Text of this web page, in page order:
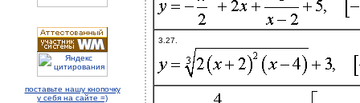
3.27.
поставьте нашу кнопочку
у себя на сайте =)